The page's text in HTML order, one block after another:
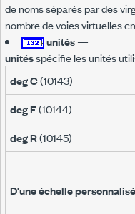
de noms séparés par des
nombre de voies virtuelles
unités—
unitésspécifie les unités
deg C(10143)
deg F(10144)
deg R(10145)
D'une échelle